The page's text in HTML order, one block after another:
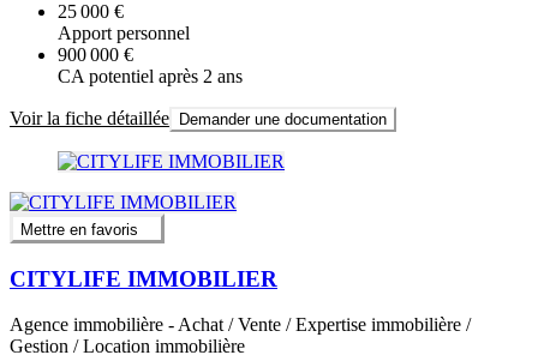
25 000 €
Apport personnel
900 000 €
CA potentiel après 2 ans
Voir la fiche détaillée Demander une documentation
Mettre en favoris
CITYLIFE IMMOBILIER
Agence immobilière - Achat / Vente / Expertise immobilière /
Gestion / Location immobilière